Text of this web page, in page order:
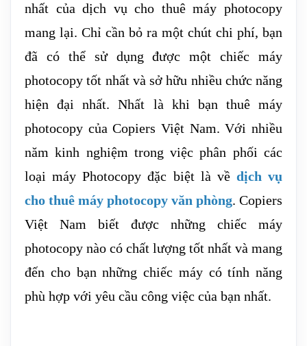
nhất của dịch vụ cho thuê máy photocopy
mang lại. Chỉ cần bỏ ra một chút chi phí, bạn
đã có thể sử dụng được một chiếc máy
photocopy tốt nhất và sở hữu nhiều chức năng
hiện đại nhất. Nhất là khi bạn thuê máy
photocopy của Copiers Việt Nam. Với nhiều
năm kinh nghiệm trong việc phân phối các
loại máy Photocopy đặc biệt là về dịch vụ
cho thuê máy photocopy văn phòng. Copiers
Việt Nam biết được những chiếc máy
photocopy nào có chất lượng tốt nhất và mang
đến cho bạn những chiếc máy có tính năng
phù hợp với yêu cầu công việc của bạn nhất.